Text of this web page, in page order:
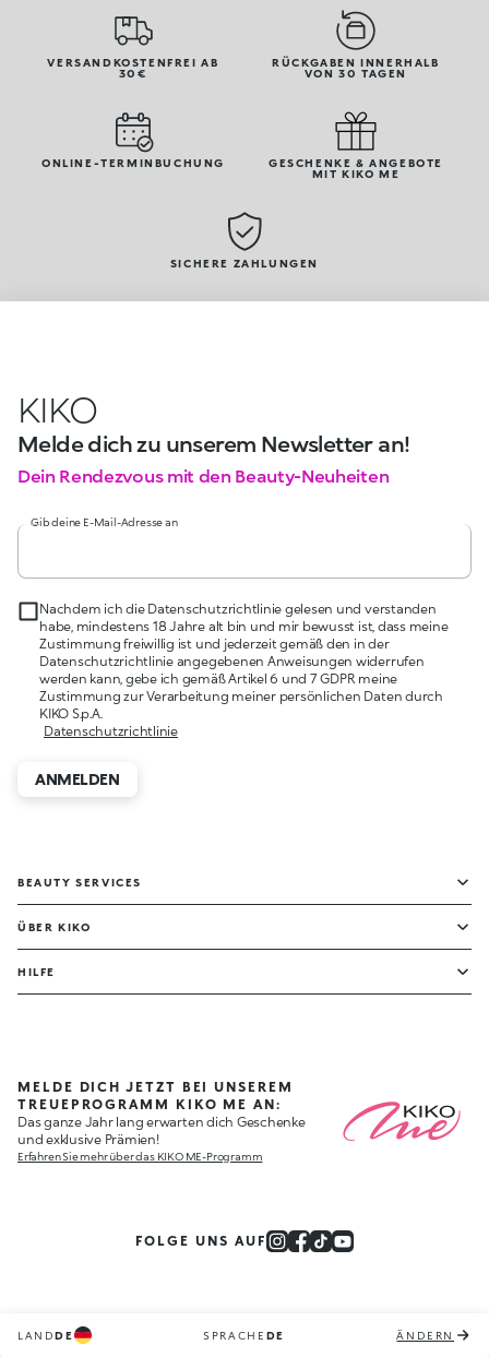
VERSANDKOSTENFREI AB
30€
RÜCKGABEN INNERHALB
VON 30 TAGEN
ONLINE-TERMINBUCHUNG
GESCHENKE & ANGEBOTE
MIT KIKO ME
SICHERE ZAHLUNGEN
KIKO
Melde dich zu unserem Newsletter an!
Dein Rendezvous mit den Beauty-Neuheiten
Gib deine E-Mail-Adresse an
Nachdem ich die Datenschutzrichtlinie gelesen und verstanden
habe, mindestens 18 Jahre alt bin und mir bewusst ist, dass meine
Zustimmung freiwillig ist und jederzeit gemäß den in der
Datenschutzrichtlinie angegebenen Anweisungen widerrufen
werden kann, gebe ich gemäß Artikel 6 und 7 GDPR meine
Zustimmung zur Verarbeitung meiner persönlichen Daten durch
KIKO S.p.A.
Datenschutzrichtlinie
ANMELDEN
BEAUTY SERVICES
ÜBER KIKO
HILFE
MELDE DICH JETZT BEI UNSEREM
TREUEPROGRAMM KIKO ME AN:
Das ganze Jahr lang erwarten dich Geschenke
und exklusive Prämien!
Erfahren Sie mehr über das KIKO ME-Programm
FOLGE UNS AUF
LANDDE SPRACHE DE ÄNDERN